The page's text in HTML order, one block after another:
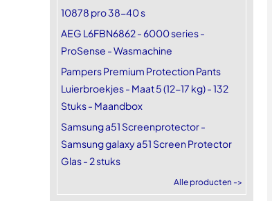
10878 pro 38-40 s
AEG L6FBN6862 - 6000 series -
ProSense - Wasmachine
Pampers Premium Protection Pants
Luierbroekjes - Maat 5 (12-17 kg) - 132
Stuks - Maandbox
Samsung a51 Screenprotector -
Samsung galaxy a51 Screen Protector
Glas - 2 stuks
Alle producten ->